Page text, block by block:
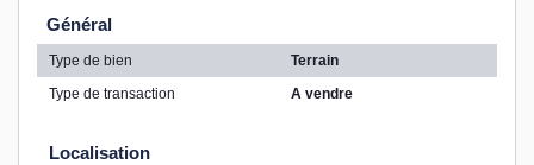
Général
Type de bien
Terrain
Type de transaction
A vendre
Localisation